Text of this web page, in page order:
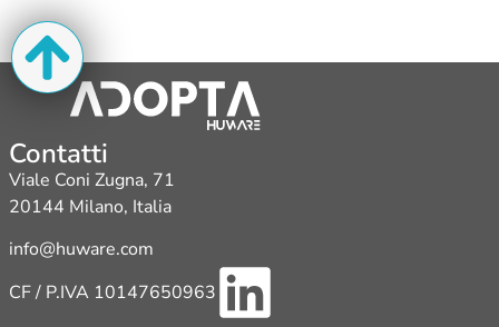
Contatti
Viale Coni Zugna, 71
20144 Milano, Italia
info@huware.com
CF / P.IVA 10147650963